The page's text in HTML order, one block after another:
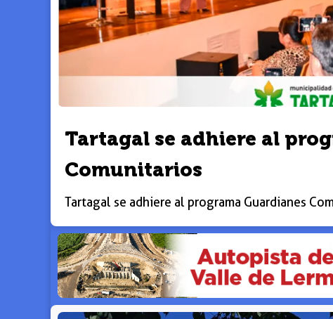
Tartagal se adhiere al
Comunitarios
Tartagal se adhiere al programa Guardianes